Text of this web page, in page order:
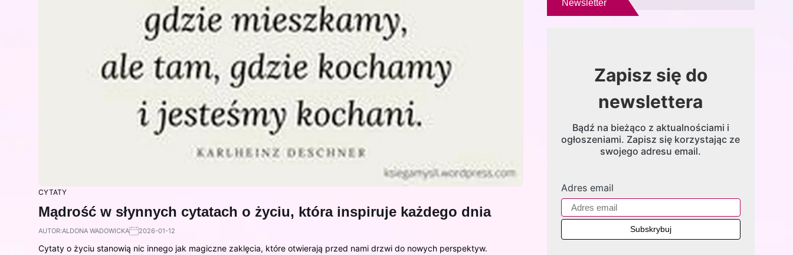
CYTATY
Mądrość w słynnych cytatach o życiu, która inspiruje każdego dnia
AUTOR:ALDONA WADOWICKA 2026-01-12
Cytaty o życiu stanowią nic innego jak magiczne zaklęcia, które otwierają przed nami drzwi do nowych perspektyw.
Newsletter
Zapisz się do
newslettera
Bądź na bieżąco z aktualnościami i
ogłoszeniami. Zapisz się korzystając ze
swojego adresu email.
Adres email